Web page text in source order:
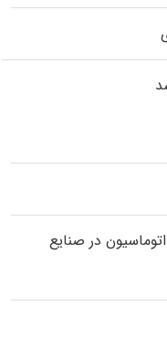
در صنایع